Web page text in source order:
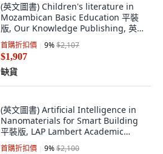
(英文圖書) Children's literature in
Mozambican Basic Education 平裝
版, Our Knowledge Publishing, 英
文
首購折扣價 9%$2,107
$1,907
缺貨
(英文圖書) Artificial Intelligence in
Nanomaterials for Smart Building
平裝版, LAP Lambert Academic
Publis..., 英文
首購折扣價 9%$2,100